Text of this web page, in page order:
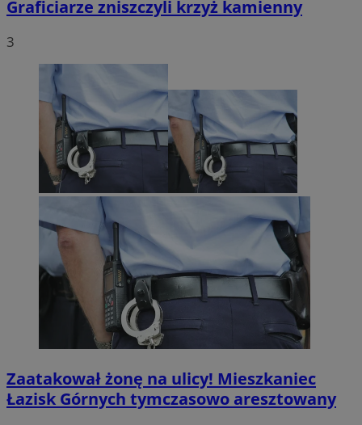
Graficiarze zniszczyli krzyż kamienny
3
Zaatakował żonę na ulicy! Mieszkaniec
Łazisk Górnych tymczasowo aresztowany